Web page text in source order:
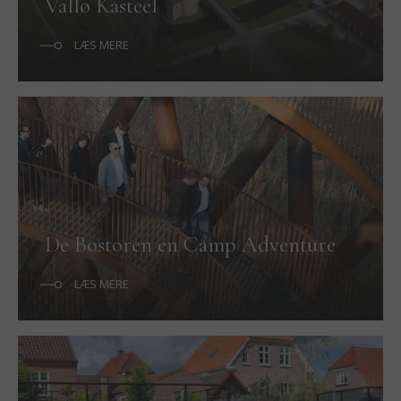
Vallø Kasteel
LÆS MERE
De Bostoren en Camp Adventure
LÆS MERE